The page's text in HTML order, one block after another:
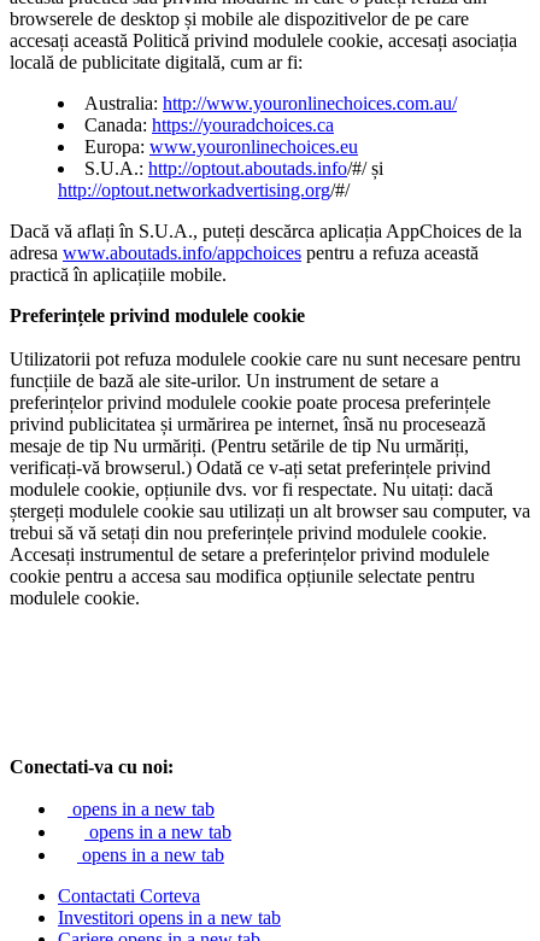
browserele de desktop și mobile ale dispozitivelor de pe care
accesați această Politică privind modulele cookie, accesați asociația
locală de publicitate digitală, cum ar fi:
Australia: http://www.youronlinechoices.com.au/
Canada: https://youradchoices.ca
Europa: www.youronlinechoices.eu
S.U.A.: http://optout.aboutads.info/#/ și
http://optout.networkadvertising.org/#/
Dacă vă aflați în S.U.A., puteți descărca aplicația AppChoices de la
adresa www.aboutads.info/appchoices pentru a refuza această
practică în aplicațiile mobile.
Preferințele privind modulele cookie
Utilizatorii pot refuza modulele cookie care nu sunt necesare pentru
funcțiile de bază ale site-urilor. Un instrument de setare a
preferințelor privind modulele cookie poate procesa preferințele
privind publicitatea și urmărirea pe internet, însă nu procesează
mesaje de tip Nu urmăriți. (Pentru setările de tip Nu urmăriți,
verificați-vă browserul.) Odată ce v-ați setat preferințele privind
modulele cookie, opțiunile dvs. vor fi respectate. Nu uitați: dacă
ștergeți modulele cookie sau utilizați un alt browser sau computer, va
trebui să vă setați din nou preferințele privind modulele cookie.
Accesați instrumentul de setare a preferințelor privind modulele
cookie pentru a accesa sau modifica opțiunile selectate pentru
modulele cookie.
Conectati-va cu noi:
opens in a new tab
opens in a new tab
opens in a new tab
Contactati Corteva
Investitori opens in a new tab